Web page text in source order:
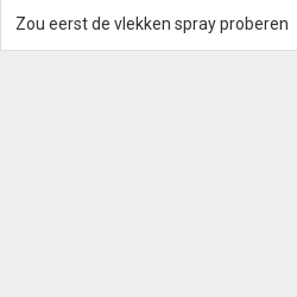
Zou eerst de vlekken spray proberen